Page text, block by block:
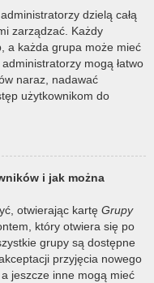
dzielą całą
zarządzać. Każdy
a każda grupa może mieć
mogą łatwo
naraz, nadawać
użytkownikom do
i jak można
otwierając kartę Grupy
który otwiera się po
grupy są dostępne
przyjęcia nowego
jeszcze inne mogą mieć